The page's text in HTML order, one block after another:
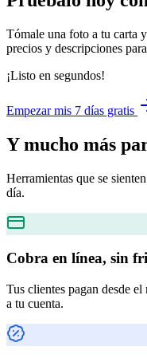
Tómale una foto a tu carta
precios y descripciones
¡Listo en segundos!
Empezar mis 7 días gratis
Y mucho más
Herramientas que se
día.
Cobra en línea, sin
Tus clientes pagan desde
a tu cuenta.